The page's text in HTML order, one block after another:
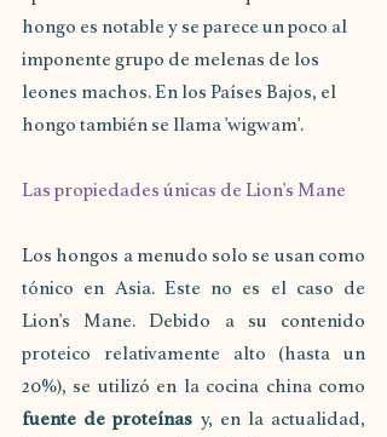
hongo es notable y se parece un poco al
imponente grupo de melenas de los
leones machos. En los Países Bajos, el
hongo también se llama 'wigwam'.
Las propiedades únicas de Lion's Mane
Los hongos a menudo solo se usan como
tónico en Asia. Este no es el caso de
Lion's Mane. Debido a su contenido
proteico relativamente alto (hasta un
fuente de proteínas y, en la actualidad,